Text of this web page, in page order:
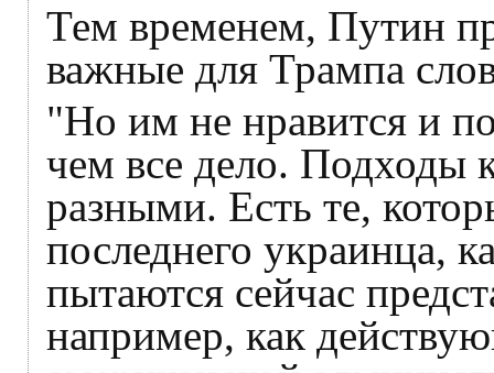
Тем временем, Путин
важные для Трампа
"Но им не нравится и
чем все дело. Подходы
разными. Есть те,
последнего украинца,
пытаются сейчас
например, как